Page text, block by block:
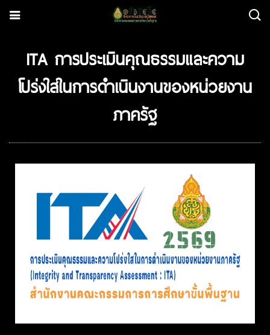
ITA การประเมินคุณธรรมและความ
โปร่งใสในการดำเนินงานของหน่วยงาน
ภาครัฐ